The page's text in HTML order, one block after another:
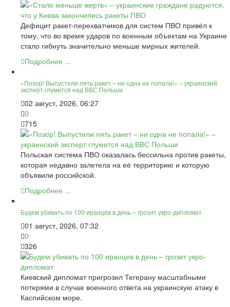
Дефицит ракет-перехватчиков для систем ПВО привёл к
тому, что во время ударов по военным объектам на Украине
стало гибнуть значительно меньше мирных жителей.
Подробнее ...
«Позор! Выпустили пять ракет – ни одна не попала!» – украинский
эксперт глумится над ВВС Польши
02 август, 2026, 06:27
0
715
Польская система ПВО оказалась бессильна против ракеты,
которая недавно залетела на её территорию и которую
объявили российской.
Подробнее ...
Будем убивать по 100 иранцев в день – грозит укро-дипломат
01 август, 2026, 07:32
0
326
Киевский дипломат пригрозил Тегерану масштабными
потерями в случае военного ответа на украинскую атаку в
Каспийском море.